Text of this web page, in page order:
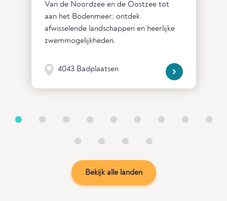
Van de Noordzee en de Oostzee tot
aan het Bodenmeer: ontdek
afwisselende landschappen en heerlijke
zwemmogelijkheden.
4043 Badplaatsen
Bekijk alle landen